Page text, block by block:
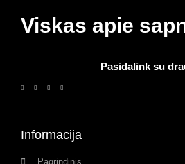
Viskas apie
Pasidalink su
Informacija
Pagrindinis